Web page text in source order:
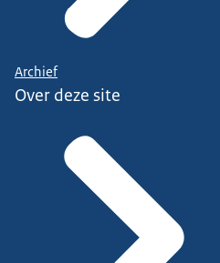
Archief
Over deze site